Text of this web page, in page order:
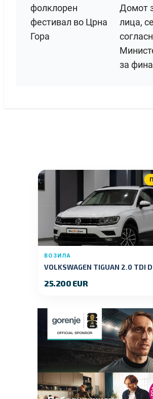
фолклорен
фестивал во Црна
Гора
Домот
лица,
за
ВОЗИЛА
VOLKSWAGEN TIGUAN 2.0 TDI
25.200 EUR